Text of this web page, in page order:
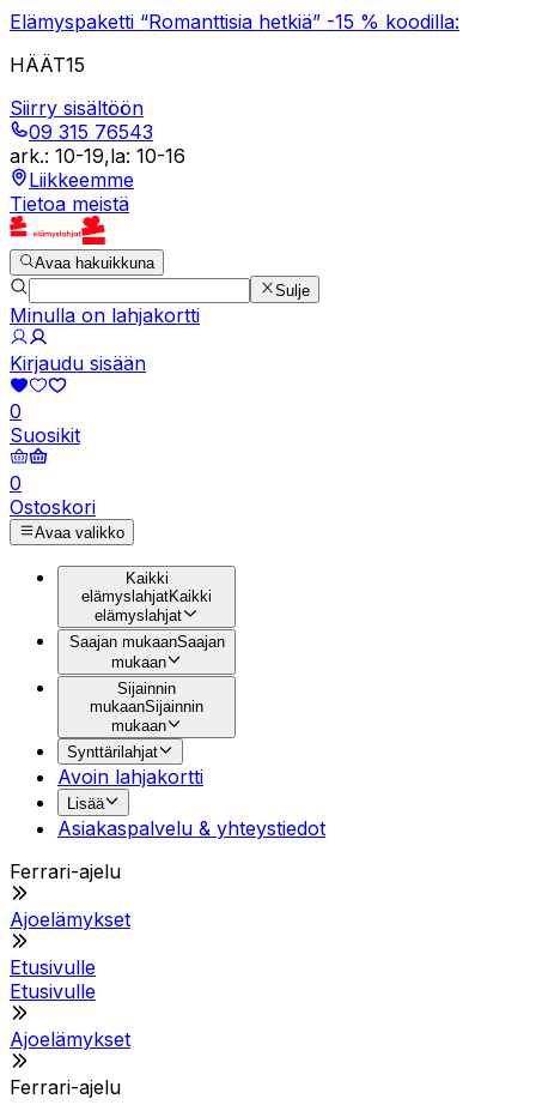
Elämyspaketti “Romanttisia hetkiä” -15 % koodilla:
HÄÄT15
Siirry sisältöön
09 315 76543
ark.: 10-19,la: 10-16
Liikkeemme
Tietoa meistä
Avaa hakuikkuna
Sulje
Minulla on lahjakortti
Kirjaudu sisään
0
Suosikit
0
Ostoskori
Avaa valikko
Kaikki
elämyslahjatKaikki
elämyslahjat
Saajan mukaanSaajan
mukaan
Sijainnin
mukaanSijainnin
mukaan
Synttärilahjat
Avoin lahjakortti
Lisää
Asiakaspalvelu & yhteystiedot
Ferrari-ajelu
Ajoelämykset
Etusivulle
Etusivulle
Ajoelämykset
Ferrari-ajelu